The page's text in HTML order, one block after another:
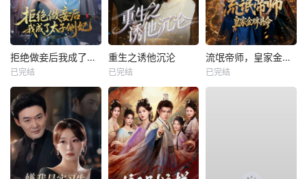
拒绝做妾后我成了太子侧妃
已完结
重生之诱他沉沦
已完结
流氓帝师，皇家金牌县令
已完结